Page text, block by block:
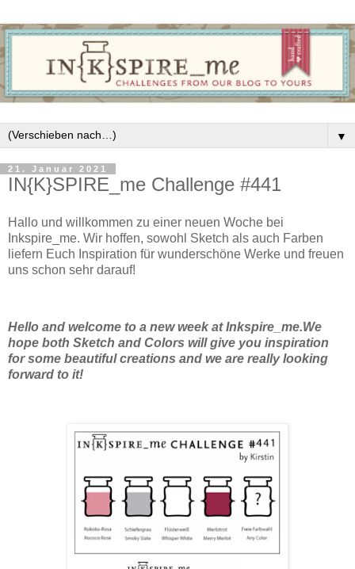
▼
21. Januar 2021
IN{K}SPIRE_me Challenge #441
Hallo und willkommen zu einer neuen Woche bei
Inkspire_me. Wir hoffen, sowohl Sketch als auch Farben
liefern Euch Inspiration für wunderschöne Werke und freuen
uns schon sehr darauf!
Hello and welcome to a new week at Inkspire_me.We
hope both Sketch and Colors will give you inspiration
for some beautiful creations and we are really looking
forward to it!